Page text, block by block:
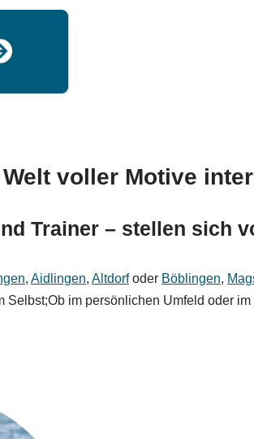
voller Motive
Trainer – stellen sich
, Aidlingen, Altdorfoder Böblingen,
im persönlichen Umfeld oder